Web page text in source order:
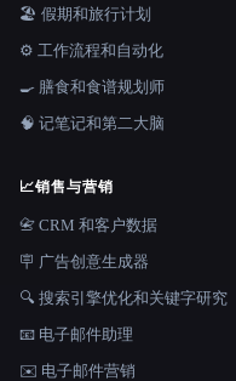
🏖 假期和旅行计划
⚙️ 工作流程和自动化
🍳 膳食和食谱规划师
🧠 记笔记和第二大脑
📈销售与营销
📇 CRM 和客户数据
🪧 广告创意生成器
🔍 搜索引擎优化和关键字研究
📧 电子邮件助理
✉️ 电子邮件营销